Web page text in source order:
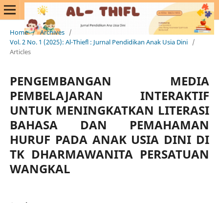
Home / Archives /
Vol. 2 No. 1 (2025): Al-Thiefl : Jurnal Pendidikan Anak Usia Dini /
Articles
PENGEMBANGAN MEDIA
PEMBELAJARAN INTERAKTIF
UNTUK MENINGKATKAN LITERASI
BAHASA DAN PEMAHAMAN
HURUF PADA ANAK USIA DINI DI
TK DHARMAWANITA PERSATUAN
WANGKAL